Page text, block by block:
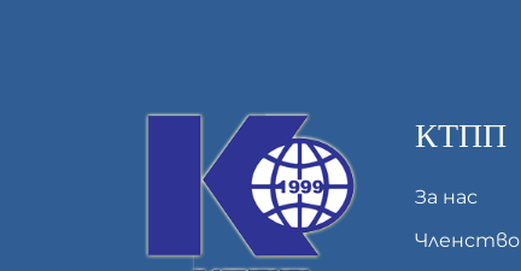
КТПП
За нас
Членство